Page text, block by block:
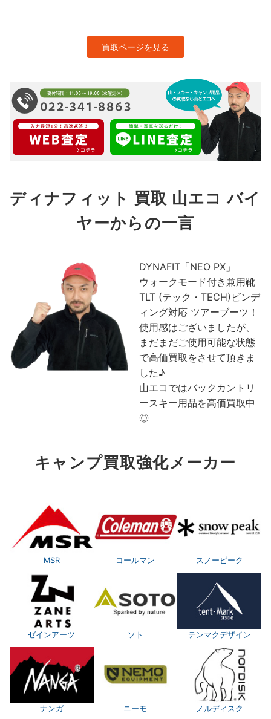
買取ページを見る
ディナフィット 買取 山エコ バイ
ヤーからの一言
DYNAFIT「NEO PX」
ウォークモード付き兼用靴
TLT (テック・TECH)ビンデ
ィング対応 ツアーブーツ！
使用感はございましたが、
まだまだご使用可能な状態
で高価買取をさせて頂きま
した♪
山エコではバックカントリ
ースキー用品を高価買取中
◎
キャンプ買取強化メーカー
MSR コールマン スノーピーク
ゼインアーツ ソト テンマクデザイン
ナンガ ニーモ ノルディスク